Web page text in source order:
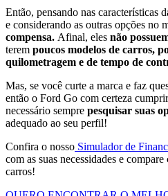
Então, pensando nas características
e considerando as outras opções no
compensa. Afinal, eles não
terem poucos modelos de carros,
quilometragem e de tempo de
Mas, se você curte a marca e faz
então o Ford Go com certeza
necessário sempre pesquisar suas
adequado ao seu perfil!
Confira o nosso Simulador de
com as suas necessidades e
carros!